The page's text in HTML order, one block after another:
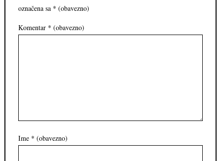
označena sa * (obavezno)
Komentar * (obavezno)
Ime * (obavezno)